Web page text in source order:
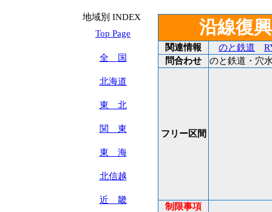
地域別 INDEX
Top Page
全 国
北海道
東 北
関 東
東 海
北信越
近 畿
沿線復
関連情報 のと鉄道
問合わせ
のと鉄道・穴
フリー区間
制限事項